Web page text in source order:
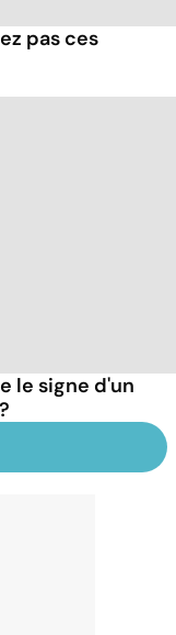
pas ces
le signe d'un